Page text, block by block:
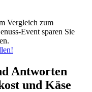
Vergleich zum
Event sparen Sie
Antworten
und Käse